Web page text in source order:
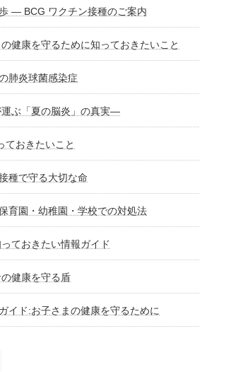
― BCG ワクチン接種のご案内
健康を守るために知っておきたいこと
肺炎球菌感染症
ぶ「夏の脳炎」の真実—
ておきたいこと
種で守る大切な命
育園・幼稚園・学校での対処法
ておきたい情報ガイド
健康を守る盾
イド:お子さまの健康を守るために